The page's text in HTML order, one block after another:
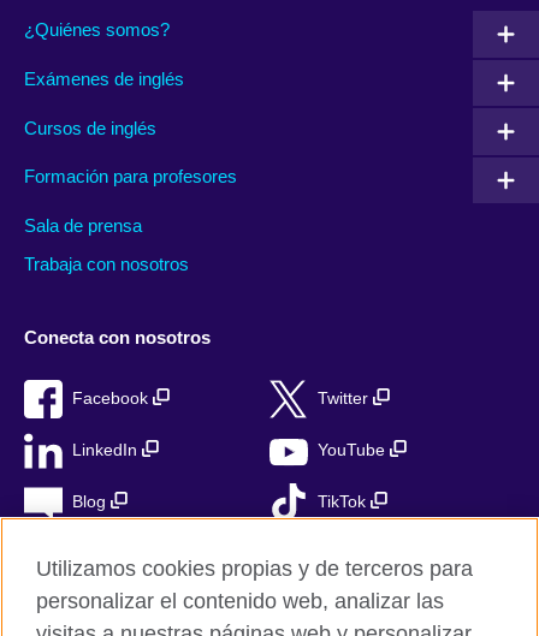
¿Quiénes somos?
Exámenes de inglés
Cursos de inglés
Formación para profesores
Sala de prensa
Trabaja con nosotros
Conecta con nosotros
Facebook Twitter
LinkedIn YouTube
Blog TikTok
British Council Global
Utilizamos cookies propias y de terceros para
personalizar el contenido web, analizar las